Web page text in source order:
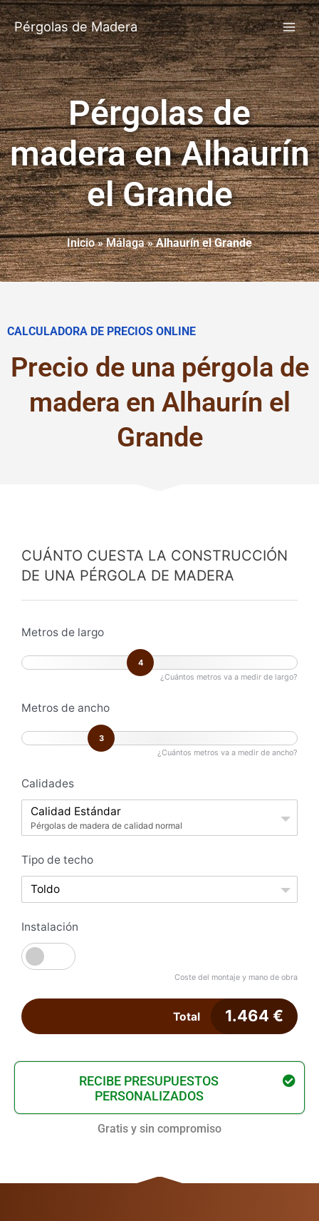
Pérgolas de Madera
Pérgolas de
madera en Alhaurín
el Grande
Inicio»Málaga»Alhaurín el Grande
CALCULADORA DE PRECIOS ONLINE
Precio de una pérgola de
madera en Alhaurín el
Grande
CUÁNTO CUESTA LA CONSTRUCCIÓN
DE UNA PÉRGOLA DE MADERA
Metros de largo
4
¿Cuántos metros va a medir de largo?
Metros de ancho
3
¿Cuántos metros va a medir de ancho?
Calidades
Calidad Estándar
Pérgolas de madera de calidad normal
Tipo de techo
Toldo
Instalación
Coste del montaje y mano de obra
Total 1.464 €
RECIBE PRESUPUESTOS
PERSONALIZADOS
Gratis y sin compromiso